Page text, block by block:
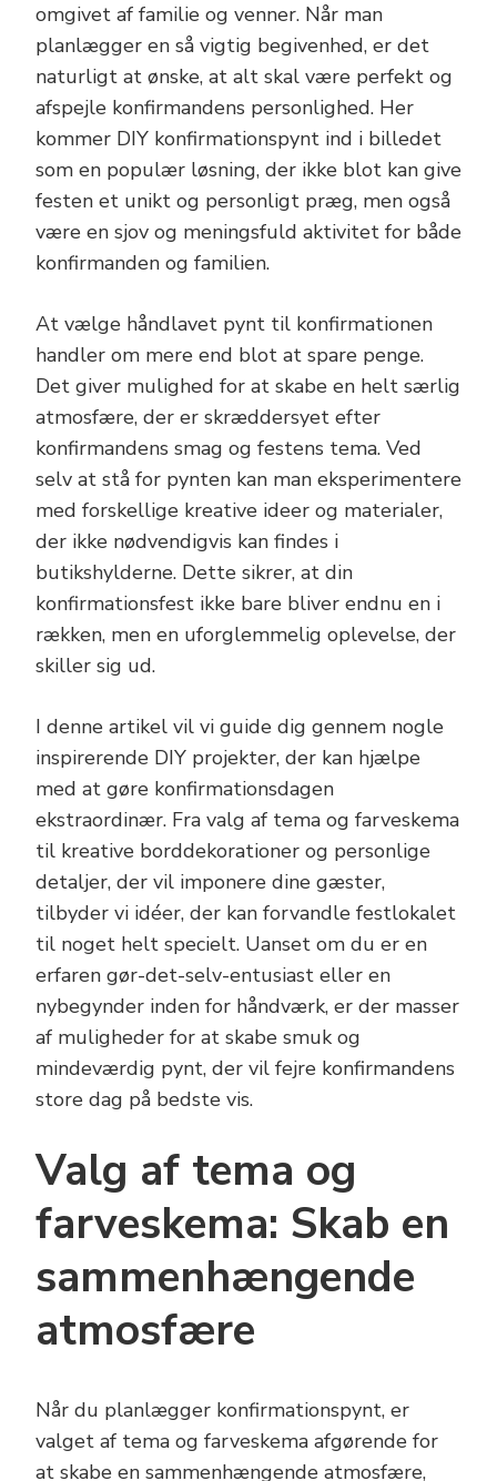
omgivet af familie og venner. Når man
planlægger en så vigtig begivenhed, er det
naturligt at ønske, at alt skal være perfekt og
afspejle konfirmandens personlighed. Her
kommer DIY konfirmationspynt ind i billedet
som en populær løsning, der ikke blot kan give
festen et unikt og personligt præg, men også
være en sjov og meningsfuld aktivitet for både
konfirmanden og familien.
At vælge håndlavet pynt til konfirmationen
handler om mere end blot at spare penge.
Det giver mulighed for at skabe en helt særlig
atmosfære, der er skræddersyet efter
konfirmandens smag og festens tema. Ved
selv at stå for pynten kan man eksperimentere
med forskellige kreative ideer og materialer,
der ikke nødvendigvis kan findes i
butikshylderne. Dette sikrer, at din
konfirmationsfest ikke bare bliver endnu en i
rækken, men en uforglemmelig oplevelse, der
skiller sig ud.
I denne artikel vil vi guide dig gennem nogle
inspirerende DIY projekter, der kan hjælpe
med at gøre konfirmationsdagen
ekstraordinær. Fra valg af tema og farveskema
til kreative borddekorationer og personlige
detaljer, der vil imponere dine gæster,
tilbyder vi idéer, der kan forvandle festlokalet
til noget helt specielt. Uanset om du er en
erfaren gør-det-selv-entusiast eller en
nybegynder inden for håndværk, er der masser
af muligheder for at skabe smuk og
mindeværdig pynt, der vil fejre konfirmandens
store dag på bedste vis.
Valg af tema og
farveskema: Skab en
sammenhængende
atmosfære
Når du planlægger konfirmationspynt, er
valget af tema og farveskema afgørende for
at skabe en sammenhængende atmosfære,